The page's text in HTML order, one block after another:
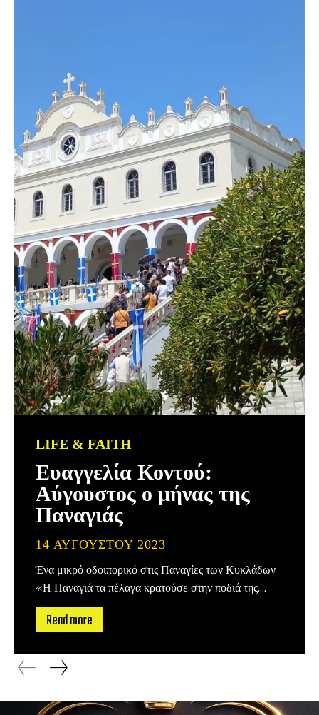
LIFE & FAITH
Ευαγγελία Κοντού:
Αύγουστος ο μήνας της
Παναγιάς
14 ΑΥΓΟΎΣΤΟΥ 2023
Ένα μικρό οδοιπορικό στις Παναγίες των Κυκλάδων
«Η Παναγιά τα πέλαγα κρατούσε στην ποδιά της....
Read more